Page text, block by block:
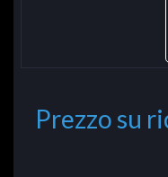
Prezzo su